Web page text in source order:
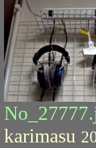
karimasu